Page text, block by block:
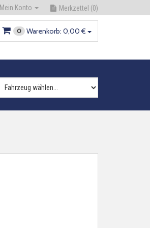
Mein Konto Merkzettel (0)
0 Warenkorb: 0,00 €